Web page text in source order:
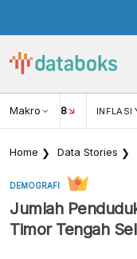
Makro
USD/IDR 18 INFLASI
Home Data Stories
DEMOGRAFI
Jumlah
Timor Tengah